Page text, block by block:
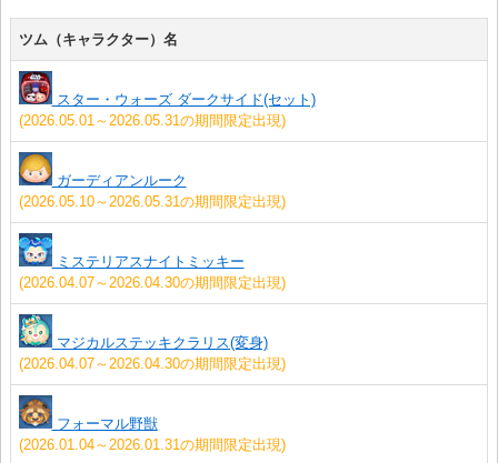
ツム（キャラクター）名
スター・ウォーズ ダークサイド(セット)
(2026.05.01～2026.05.31の期間限定出現)
ガーディアンルーク
(2026.05.10～2026.05.31の期間限定出現)
ミステリアスナイトミッキー
(2026.04.07～2026.04.30の期間限定出現)
マジカルステッキクラリス(変身)
(2026.04.07～2026.04.30の期間限定出現)
フォーマル野獣
(2026.01.04～2026.01.31の期間限定出現)